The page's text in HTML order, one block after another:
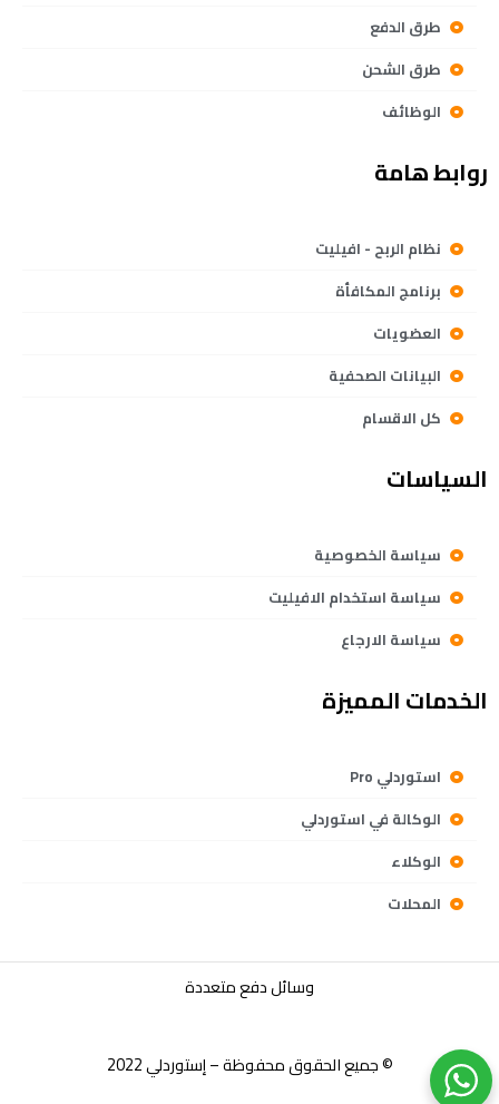
طرق الدفع
طرق الشحن
الوظائف
روابط هامة
نظام الربح - افيليت
برنامج المكافأة
العضويات
البيانات الصحفية
كل الاقسام
السياسات
سياسة الخصوصية
سياسة استخدام الافيليت
سياسة الارجاع
الخدمات المميزة
استوردلي Pro
الوكالة في استوردلي
الوكلاء
المحلات
وسائل دفع متعددة
© جميع الحقوق محفوظة – إستوردلي 2022